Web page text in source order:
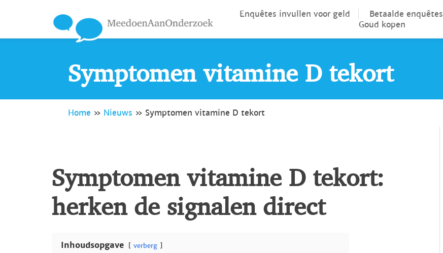
Enquêtes invullen voor geld Betaalde enquêtes
Goud kopen
Symptomen vitamine D tekort
Home » Nieuws » Symptomen vitamine D tekort
Symptomen vitamine D tekort:
herken de signalen direct
Inhoudsopgave verberg